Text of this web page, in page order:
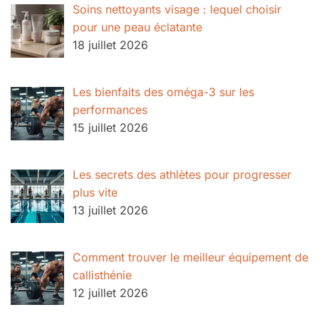
Soins nettoyants visage : lequel choisir
pour une peau éclatante
18 juillet 2026
Les bienfaits des oméga-3 sur les
performances
15 juillet 2026
Les secrets des athlètes pour progresser
plus vite
13 juillet 2026
Comment trouver le meilleur équipement de
callisthénie
12 juillet 2026